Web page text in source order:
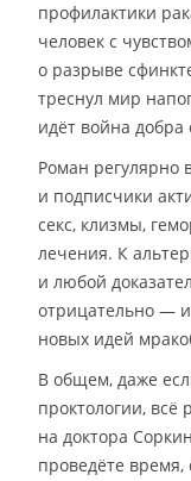
профилактики
человек с
о разрыве
треснул мир
идёт война добра
Роман регулярно
и подписчики
секс, клизмы,
лечения. К
и любой
отрицательно —
новых идей
В общем, даже
проктологии, всё
на доктора
проведёте